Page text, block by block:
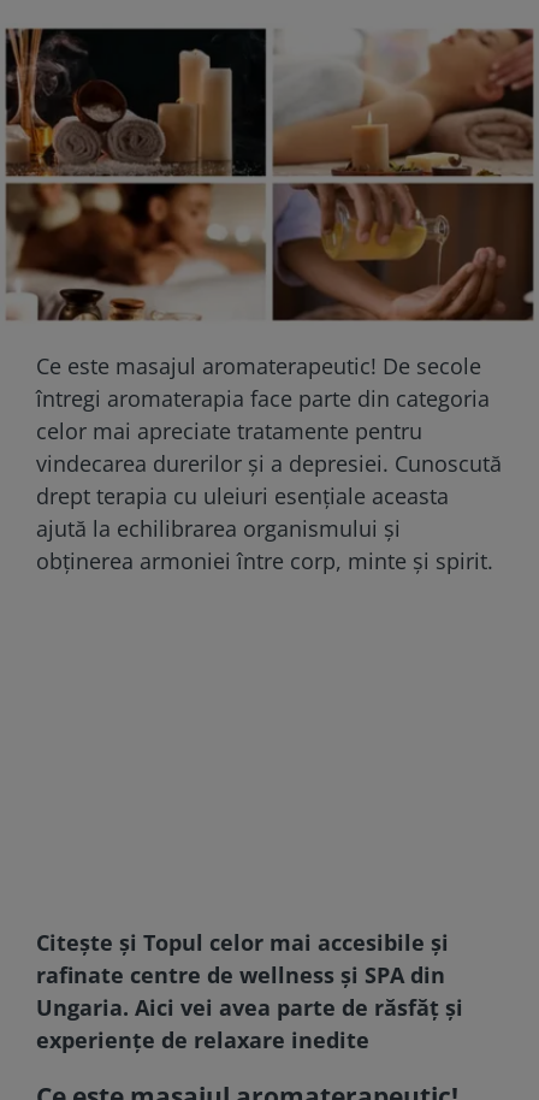
Ce este masajul aromaterapeutic! De secole
întregi aromaterapia face parte din categoria
celor mai apreciate tratamente pentru
vindecarea durerilor și a depresiei. Cunoscută
drept terapia cu uleiuri esențiale aceasta
ajută la echilibrarea organismului și
obținerea armoniei între corp, minte și spirit.
Citește și Topul celor mai accesibile și
rafinate centre de wellness și SPA din
Ungaria. Aici vei avea parte de răsfăț și
experiențe de relaxare inedite